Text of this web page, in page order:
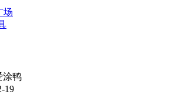
场
涂鸭
19